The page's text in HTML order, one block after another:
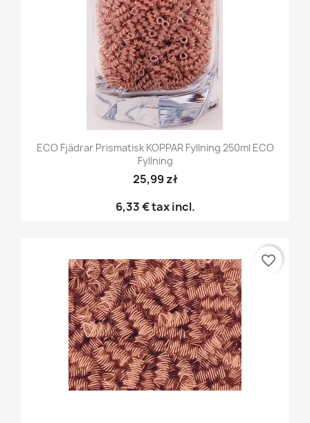
ECO Fjädrar Prismatisk KOPPAR Fyllning 250ml ECO
Fyllning
25,99 zł
6,33 €tax incl.
favorite_border